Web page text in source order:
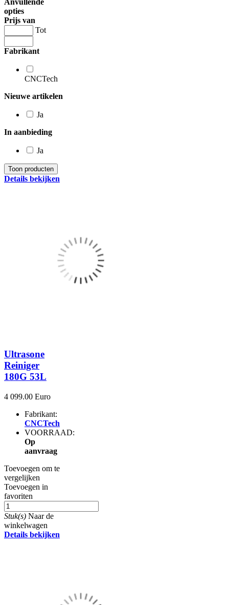
opties
Prijs van
Tot
Fabrikant
CNCTech
Nieuwe artikelen
Ja
In aanbieding
Ja
Details bekijken
Ultrasone
Reiniger
180G 53L
4 099.00 Euro
Fabrikant:
CNCTech
VOORRAAD:
Op
aanvraag
Toevoegen om te
vergelijken
Toevoegen in
favoriten
Stuk(s) Naar de
winkelwagen
Details bekijken